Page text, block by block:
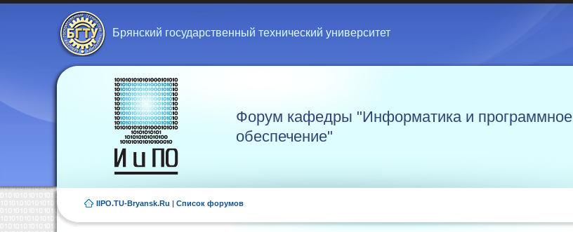
Брянский государственный технический университет
Форум кафедры "Информатика и программное
обеспечение"
IIPO.TU-Bryansk.Ru | Список форумов